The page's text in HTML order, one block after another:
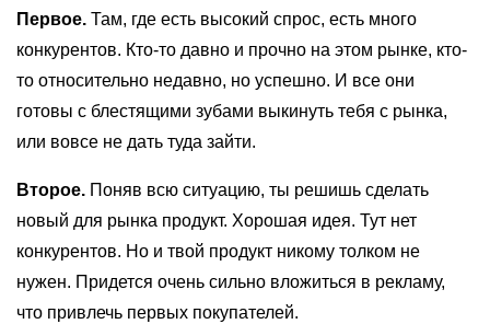
Первое. Там, где есть высокий спрос, есть много
конкурентов. Кто-то давно и прочно на этом рынке, кто-
то относительно недавно, но успешно. И все они
готовы с блестящими зубами выкинуть тебя с рынка,
или вовсе не дать туда зайти.
Второе. Поняв всю ситуацию, ты решишь сделать
новый для рынка продукт. Хорошая идея. Тут нет
конкурентов. Но и твой продукт никому толком не
нужен. Придется очень сильно вложиться в рекламу,
что привлечь первых покупателей.